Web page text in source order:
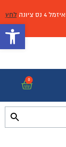
ציונה
לחץ
0